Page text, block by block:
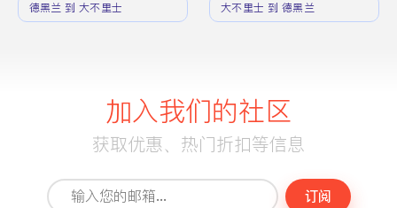
德黑兰 到 大不里士 大不里士 到 德黑兰
加入我们的社区
获取优惠、热门折扣等信息
订阅